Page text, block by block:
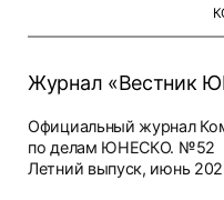
Журнал «Вестник
Официальный журнал
по делам ЮНЕСКО. №52
Летний выпуск, июнь